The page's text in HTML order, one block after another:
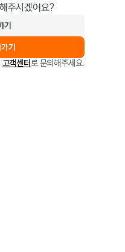
주시겠어요?
기
기
고객센터로 문의해주세요.